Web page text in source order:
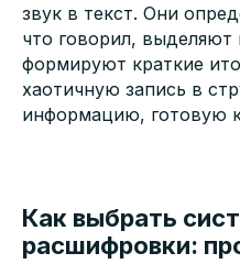
звук в текст. Они
что говорил,
формируют краткие
хаотичную запись в
информацию, готовую
Как выбрать
расшифровки: